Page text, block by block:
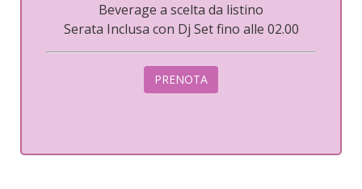
Beverage a scelta da listino
Serata Inclusa con Dj Set fino alle 02.00
PRENOTA